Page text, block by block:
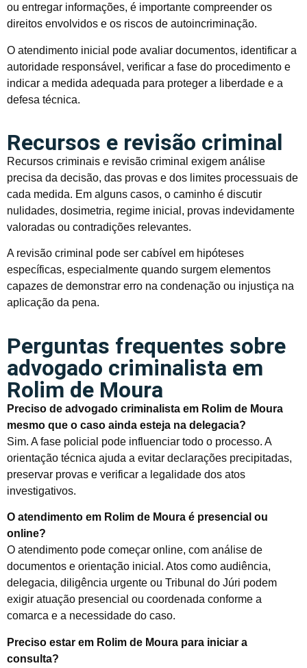
ou entregar informações, é importante compreender os
direitos envolvidos e os riscos de autoincriminação.
O atendimento inicial pode avaliar documentos, identificar a
autoridade responsável, verificar a fase do procedimento e
indicar a medida adequada para proteger a liberdade e a
defesa técnica.
Recursos e revisão criminal
Recursos criminais e revisão criminal exigem análise
precisa da decisão, das provas e dos limites processuais de
cada medida. Em alguns casos, o caminho é discutir
nulidades, dosimetria, regime inicial, provas indevidamente
valoradas ou contradições relevantes.
A revisão criminal pode ser cabível em hipóteses
específicas, especialmente quando surgem elementos
capazes de demonstrar erro na condenação ou injustiça na
aplicação da pena.
Perguntas frequentes sobre
advogado criminalista em
Rolim de Moura
Preciso de advogado criminalista em Rolim de Moura
mesmo que o caso ainda esteja na delegacia?
Sim. A fase policial pode influenciar todo o processo. A
orientação técnica ajuda a evitar declarações precipitadas,
preservar provas e verificar a legalidade dos atos
investigativos.
O atendimento em Rolim de Moura é presencial ou
online?
O atendimento pode começar online, com análise de
documentos e orientação inicial. Atos como audiência,
delegacia, diligência urgente ou Tribunal do Júri podem
exigir atuação presencial ou coordenada conforme a
comarca e a necessidade do caso.
Preciso estar em Rolim de Moura para iniciar a
consulta?